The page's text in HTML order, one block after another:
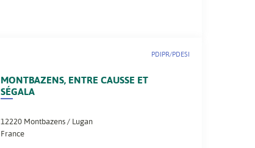
MONTBAZENS, ENTRE CAUSSE ET
SÉGALA
PDIPR/PDESI
12220 Montbazens / Lugan
France